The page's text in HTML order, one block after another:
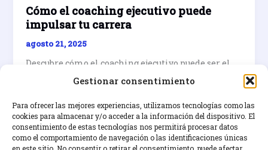
Gestionar consentimiento
Para ofrecer las mejores experiencias, utilizamos tecnologías como las
cookies para almacenar y/o acceder a la información del dispositivo. El
consentimiento de estas tecnologías nos permitirá procesar datos
como el comportamiento de navegación o las identificaciones únicas
Cómo el coaching ejecutivo puede
impulsar tu carrera
agosto 21, 2025
Descubre cómo el coaching ejecutivo puede ser el
catalizador que lleve tu desarrollo profesional y
carrera.
Cómo
el
Leer entrada »